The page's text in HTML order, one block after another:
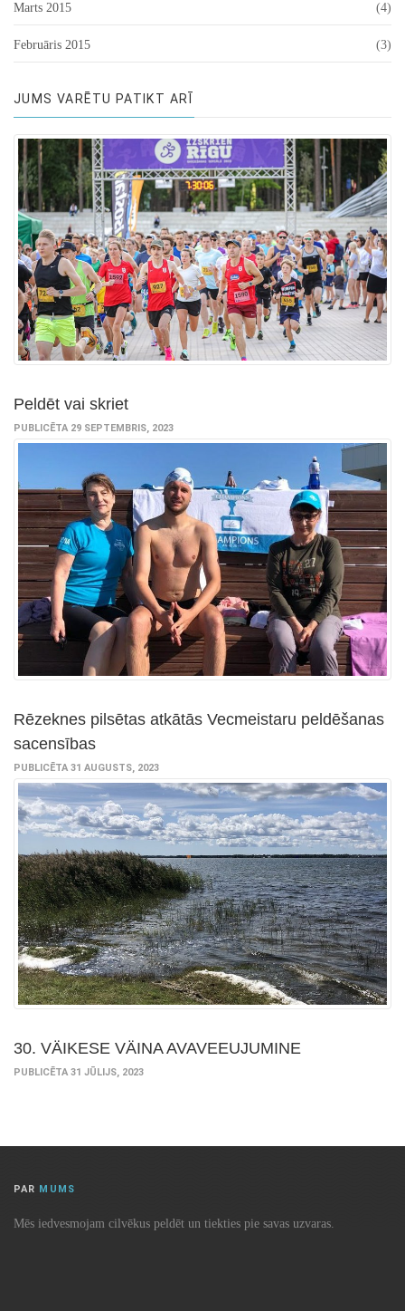
Marts 2015 (4)
Februāris 2015 (3)
JUMS VARĒTU PATIKT ARĪ
Peldēt vai skriet
PUBLICĒTA 29 SEPTEMBRIS, 2023
Rēzeknes pilsētas atkātās Vecmeistaru peldēšanas
sacensības
PUBLICĒTA 31 AUGUSTS, 2023
30. VÄIKESE VÄINA AVAVEEUJUMINE
PUBLICĒTA 31 JŪLIJS, 2023
PAR MUMS
Mēs iedvesmojam cilvēkus peldēt un tiekties pie savas uzvaras.